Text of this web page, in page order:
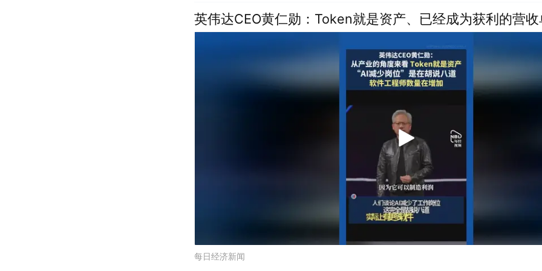
英伟达CEO黄仁勋：Token就是资产、已经成为获利的营
每日经济新闻